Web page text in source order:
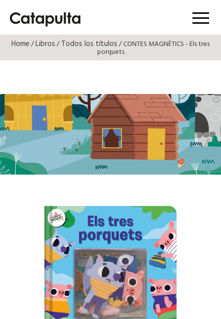
Menú
Home/Libros/Todos los títulos/ CONTES MAGNÈTICS - Els tres
porquets